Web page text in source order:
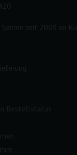
seit 2009 an
Bestellstatus